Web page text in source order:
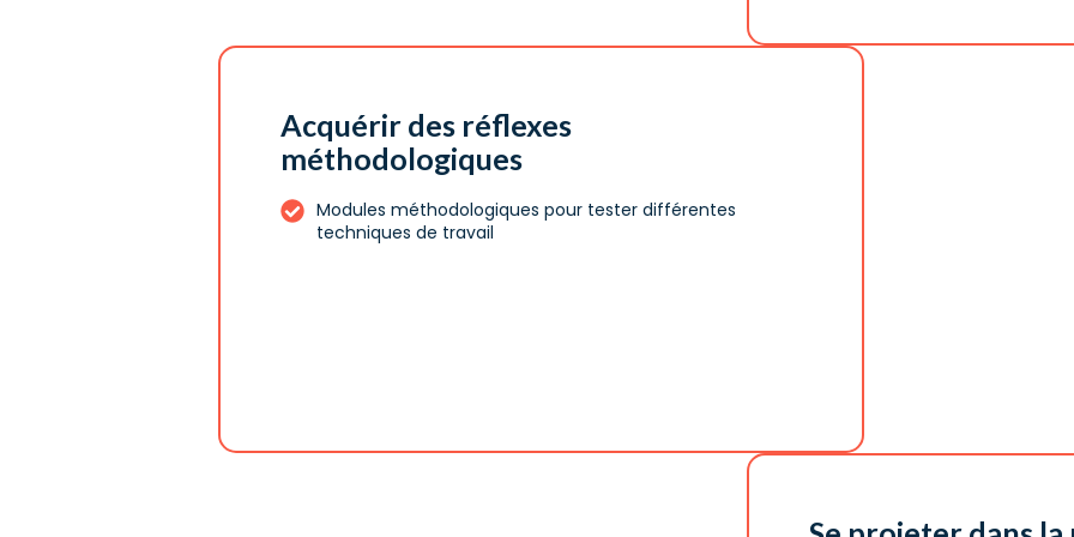
Acquérir des réflexes
méthodologiques
Modules méthodologiques pour tester différentes
techniques de travail